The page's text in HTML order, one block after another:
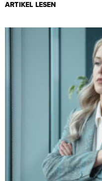
ARTIKEL LESEN